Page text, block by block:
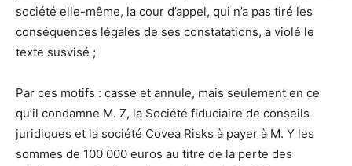
société elle-même, la cour d’appel, qui n’a pas tiré les
conséquences légales de ses constatations, a violé le
texte susvisé ;
Par ces motifs : casse et annule, mais seulement en ce
qu’il condamne M. Z, la Société fiduciaire de conseils
juridiques et la société Covea Risks à payer à M. Y les
sommes de 100 000 euros au titre de la perte des